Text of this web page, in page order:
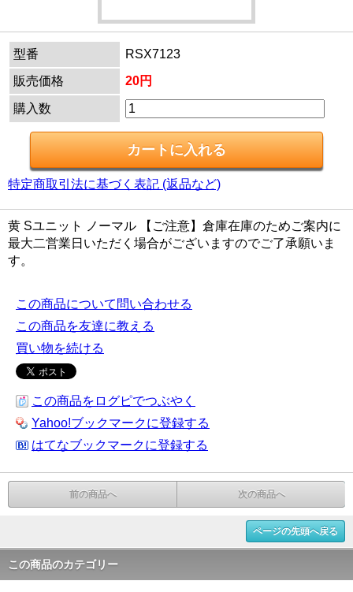
型番
RSX7123
販売価格
20円
購入数
特定商取引法に基づく表記 (返品など)
黄 Sユニット ノーマル 【ご注意】倉庫在庫のためご案内に
最大二営業日いただく場合がございますのでご了承願いま
す。
この商品について問い合わせる
この商品を友達に教える
買い物を続ける
この商品をログピでつぶやく
Yahoo!ブックマークに登録する
はてなブックマークに登録する
前の商品へ 次の商品へ
ページの先頭へ戻る
この商品のカテゴリー